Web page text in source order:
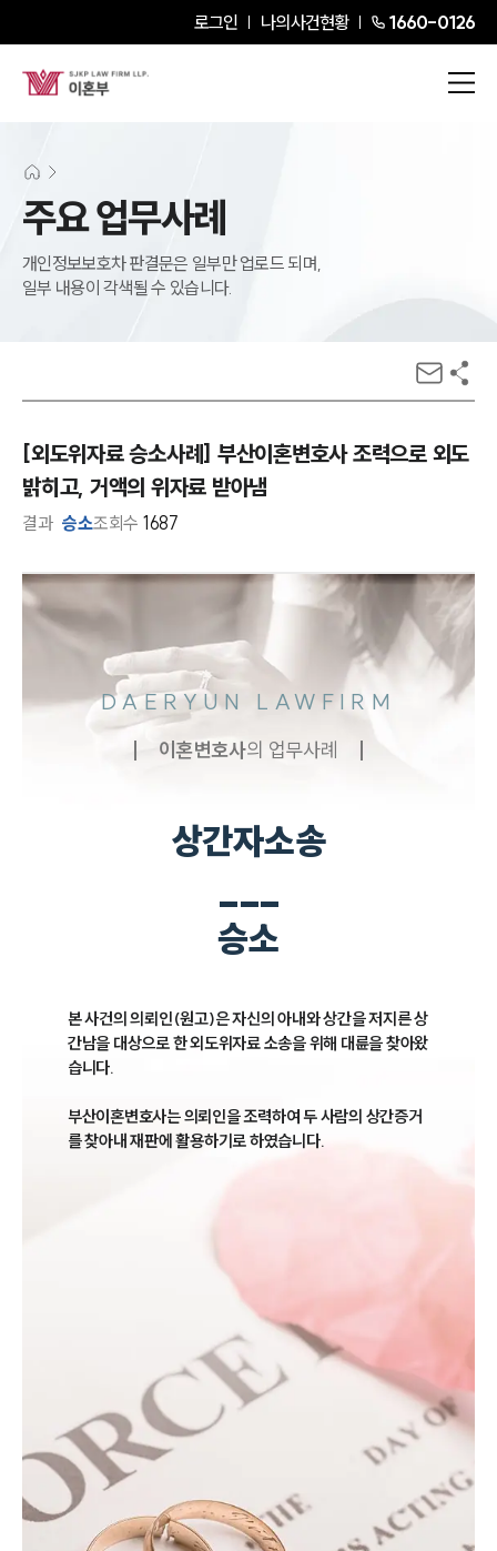
로그인 나의사건현황 1660-0126
주요 업무사례
개인정보보호차 판결문은 일부만 업로드 되며,
일부 내용이 각색될 수 있습니다.
[외도위자료 승소사례] 부산이혼변호사 조력으로 외도
밝히고, 거액의 위자료 받아냄
결과 승소조회수 1687
DAERYUN LAWFIRM
이혼변호사의 업무사례
상간자소송
___
승소
본 사건의 의뢰인(원고)은 자신의 아내와 상간을 저지른 상
간남을 대상으로 한 외도위자료 소송을 위해 대륜을 찾아왔
습니다.
부산이혼변호사는 의뢰인을 조력하여 두 사람의 상간증거
를 찾아내 재판에 활용하기로 하였습니다.